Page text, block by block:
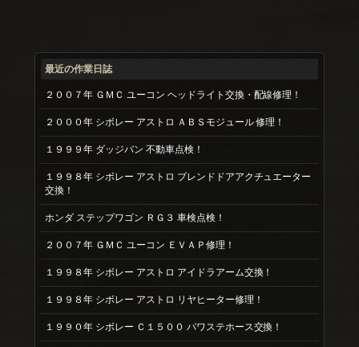
最近の作業日誌
２００７年 ＧＭＣ ユーコン ヘッドライト交換・配線修理！
２０００年 シボレー アストロ ＡＢＳモジュール 修理！
１９９９年 ダッジバン 不動車点検！
１９９８年 シボレー アストロ ブレンドドアアクチュエーター
交換！
ホンダ ステップワゴン ＲＧ３ 車検点検！
２００７年 ＧＭＣ ユーコン ＥＶＡＰ修理！
１９９８年 シボレー アストロ アイドラアーム交換！
１９９８年 シボレー アストロ リヤヒーター修理！
１９９０年 シボレー Ｃ１５００ パワステホース交換！